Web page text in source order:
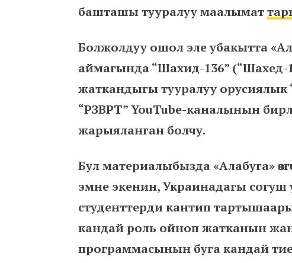
башташы тууралуу маалымат
Болжолдуу ошол эле убакытта
аймагында “Шахид-136” (“Шахед-
жаткандыгы тууралуу
“РЗВРТ” YouTube-каналынын
жарыяланган болчу.
Бул материалыбызда «Алабуга»
эмне экенин, Украинадагы согуш
студенттерди кантип
кандай роль ойноп жатканын
программасынын буга кандай